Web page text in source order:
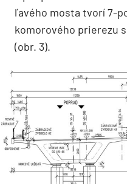
ľavého mosta tvorí 7-
komorového prierezu
(obr. 3).